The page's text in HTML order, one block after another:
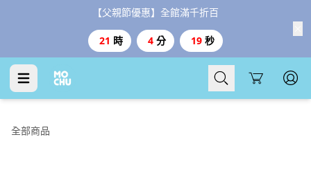
【父親節優惠】全館滿千折百
21 時 4 分 19 秒
Cart
全部商品